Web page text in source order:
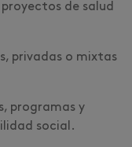
de salud
privadas o mixtas
programas y
social.